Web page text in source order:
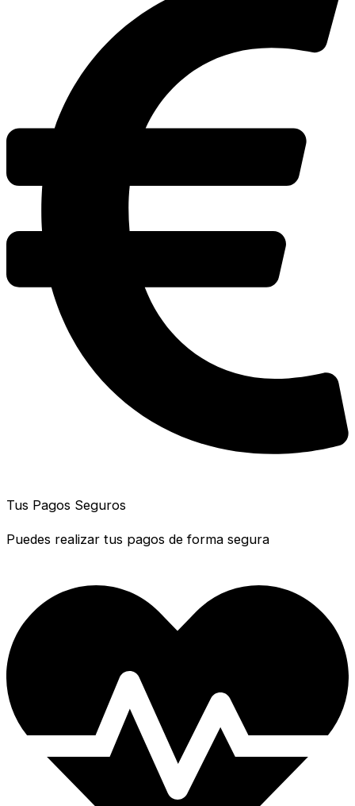
Tus Pagos Seguros
Puedes realizar tus pagos de forma segura